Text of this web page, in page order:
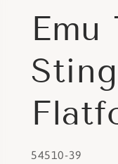
Emu
SKU:
54510-39